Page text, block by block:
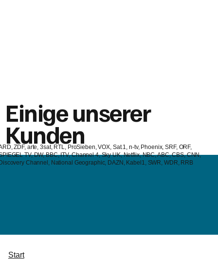
Einige unserer
Kunden
ZDF, arte, 3sat, RTL, ProSieben, VOX, Sat.1, n-tv, Phoenix, SRF, ORF,
TV, DW, BBC, ITV, Channel 4, Sky UK, Netflix, NBC, ABC, CBS, CNN,
Channel, National Geographic, DAZN, Kabel1, SWR, WDR, RRB
Start